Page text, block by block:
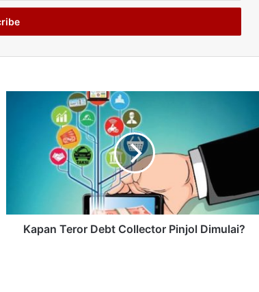
Kapan Teror Debt Collector Pinjol Dimulai?